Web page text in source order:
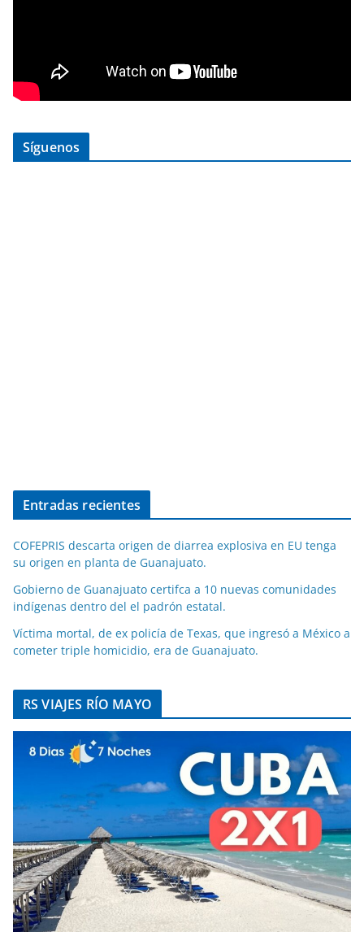
Síguenos
Entradas recientes
COFEPRIS descarta origen de diarrea explosiva en EU tenga
su origen en planta de Guanajuato.
Gobierno de Guanajuato certifca a 10 nuevas comunidades
indígenas dentro del el padrón estatal.
Víctima mortal, de ex policía de Texas, que ingresó a México a
cometer triple homicidio, era de Guanajuato.
RS VIAJES RÍO MAYO